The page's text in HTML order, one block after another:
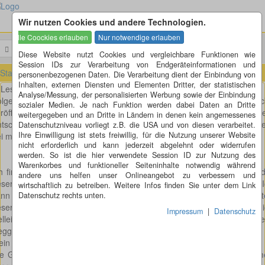
Wir nutzen Cookies und andere Technologien.
Diese Website nutzt Cookies und vergleichbare Funktionen wie
Session IDs zur Verarbeitung von Endgeräteinformationen und
personenbezogenen Daten. Die Verarbeitung dient der Einbindung von
Inhalten, externen Diensten und Elementen Dritter, der statistischen
Analyse/Messung, der personalisierten Werbung sowie der Einbindung
sozialer Medien. Je nach Funktion werden dabei Daten an Dritte
weitergegeben und an Dritte in Ländern in denen kein angemessenes
Datenschutzniveau vorliegt z.B. die USA und von diesen verarbeitet.
Ihre Einwilligung ist stets freiwillig, für die Nutzung unserer Website
nicht erforderlich und kann jederzeit abgelehnt oder widerrufen
werden. So ist die hier verwendete Session ID zur Nutzung des
Warenkorbes und funktioneller Seiteninhalte notwendig während
andere uns helfen unser Onlineangebot zu verbessern und
wirtschaftlich zu betreiben. Weitere Infos finden Sie unter dem Link
Datenschutz rechts unten.
Impressum | Datenschutz
Startseite » Leserbriefe » Leserbrieftexte ändern
Leserbrieftexte ändern
Leserbrief habe am 10.10.2010 an die Schwäpo
wurde er bis jetzt nicht, aber zumindest habe ich
erhalten. Ich habe ihn geschrieben,
meinem letzten Leserbrief ( Stuttgart 21 ) sehr viel geändert wurde.
finde es eine Unverschämtheit, dass Sie die eingesandten Texte
ändern. Glauben Sie wirklich, dass Ihre Texte besser sind?
Ihnen versichern, das sind sie nicht. Gut, dass Sie in meinem
statt Stuttgart 21 nur S21 geschrieben haben, da könnte
noch Verständnis aufbringen, aber Sie haben auch
und Sätze geändert. Am schlimmsten ist dieser Satz:
Satz:
Gegnerinnen tun gerade so, als ob das ganze Projekt im